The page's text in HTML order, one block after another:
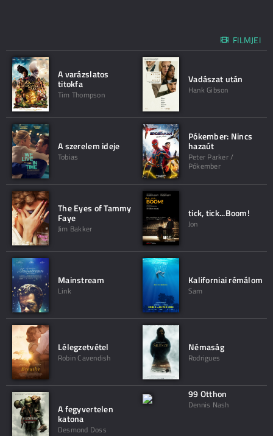
FILMJEI
A varázslatos
titokfa
Tim Thompson
Vadászat után
Hank Gibson
A szerelem ideje
Tobias
Pókember: Nincs
hazaút
Peter Parker /
Pókember
The Eyes of Tammy
Faye
Jim Bakker
tick, tick...Boom!
Jon
Mainstream
Link
Kaliforniai rémálom
Sam
Lélegzetvétel
Robin Cavendish
Némaság
Rodrigues
A fegyvertelen
katona
Desmond Doss
99 Otthon
Dennis Nash